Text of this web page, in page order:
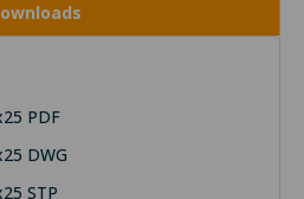
PDF
DWG
STP